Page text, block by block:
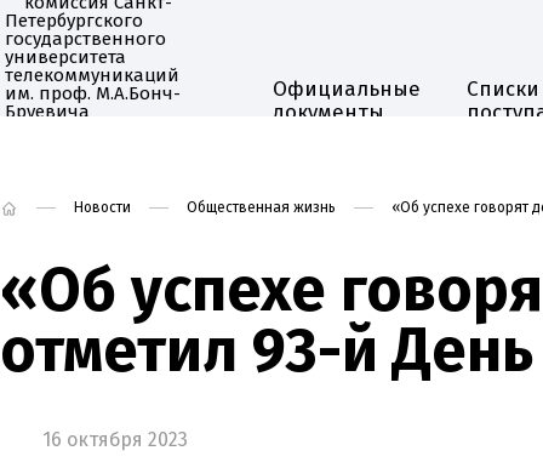
Официальные
документы
Списки
Новости Общественная жизнь «Об успехе говорят
«Об успехе
отметил 93-й
16 октября 2023